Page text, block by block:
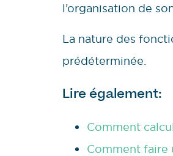
l’organisation de
La nature des
prédéterminée.
Lire également:
Comment
Comment faire